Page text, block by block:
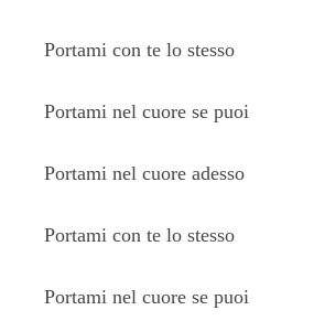
Portami con te lo stesso
Portami nel cuore se puoi
Portami nel cuore adesso
Portami con te lo stesso
Portami nel cuore se puoi